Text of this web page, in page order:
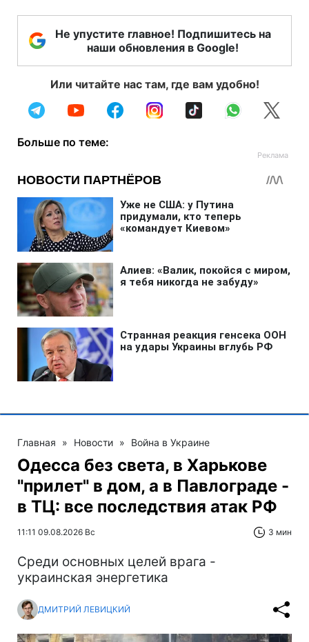
Не упустите главное! Подпишитесь на
наши обновления в Google!
Или читайте нас там, где вам удобно!
Больше по теме:
Главная » Новости » Война в Украине
Одесса без света, в Харькове
"прилет" в дом, а в Павлограде -
в ТЦ: все последствия атак РФ
11:11 09.08.2026 Вс 3 мин
Среди основных целей врага -
украинская энергетика
ДМИТРИЙ ЛЕВИЦКИЙ